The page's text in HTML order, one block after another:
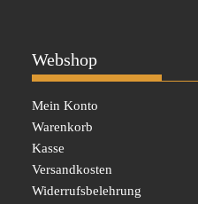
Webshop
Mein Konto
Warenkorb
Kasse
Versandkosten
Widerrufsbelehrung